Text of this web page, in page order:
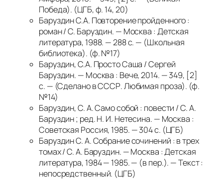
Победа). (ЦГБ, ф. 14, 20)
Баруздин С.А. Повторение пройденного :
роман / С. Баруздин. — Москва : Детская
литература, 1988. — 288 с. — (Школьная
библиотека). (ф. №17)
Баруздин, С.А. Просто Саша / Сергей
Баруздин. — Москва : Вече, 2014. — 349, [2]
с. — (Сделано в СССР. Любимая проза). (ф.
№14)
Баруздин, С. А. Само собой : повести / С. А.
Баруздин ; ред. Н. И. Нетесина. — Москва :
Советская Россия, 1985. — 304 с. (ЦГБ)
Баруздин С. А. Собрание сочинений : в трех
томах / С. А. Баруздин. — Москва : Детская
литература, 1984 — 1985. — (в пер.). — Текст :
непосредственный. (ЦГБ)